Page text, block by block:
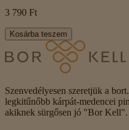
3 790 Ft
Kosárba teszem
Szenvedélyesen szeretjük a
legkitűnőbb kárpát-medencei
akiknek sürgősen jó "Bor Kell".